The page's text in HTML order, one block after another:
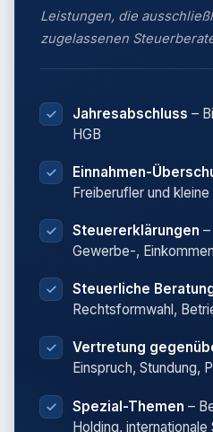
Leistungen, die
zugelassenen
Jahresabschluss –
HGB
Einnahmen-
Freiberufler und
Steuererklärungen
Gewerbe-,
Steuerliche
Rechtsformwahl,
Vertretung
Einspruch, Stundung,
Spezial-Themen –
Holding, internationale